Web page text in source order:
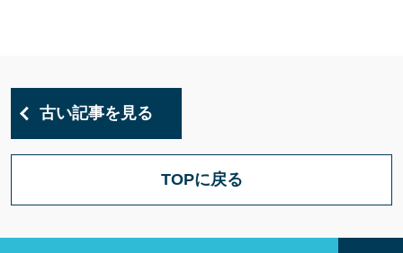
古い記事を見る
TOPに戻る